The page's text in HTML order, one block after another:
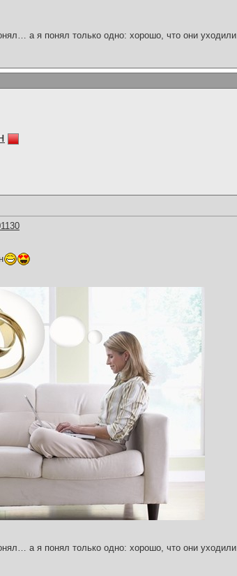
а я понял только одно: хорошо, что они уходили.
а я понял только одно: хорошо, что они уходили.